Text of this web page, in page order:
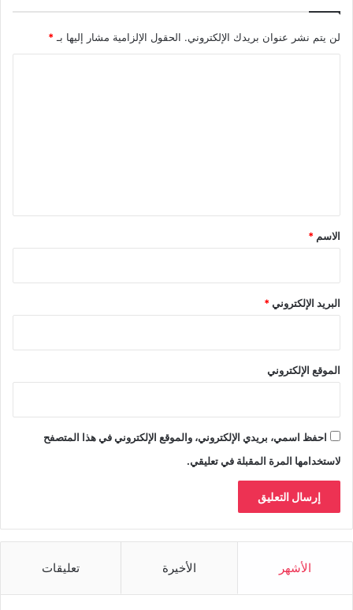
لن يتم نشر عنوان بريدك الإلكتروني. الحقول الإلزامية مشار إليها بـ *
*
الاسم *
البريد الإلكتروني*
الموقع الإلكتروني
احفظ اسمي، بريدي الإلكتروني، والموقع الإلكتروني في هذا المتصفح
لاستخدامها المرة المقبلة في تعليقي.
الأشهر الأخيرة تعليقات